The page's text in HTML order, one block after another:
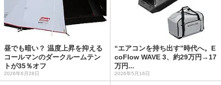
昼でも暗い？ 温度上昇を抑える
コールマンのダークルームテン
トが35％オフ
2026年6月28日
“エアコンを持ち出す”時代へ。E
coFlow WAVE 3、約29万円→17
万円...
2026年5月16日